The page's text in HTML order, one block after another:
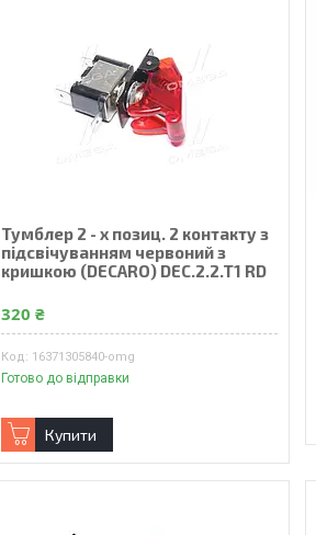
Тумблер 2 - х позиц. 2 контакту з
підсвічуванням червоний з
кришкою (DECARO) DEC.2.2.T1 RD
320 ₴
16371305840-omg
Готово до відправки
Купити